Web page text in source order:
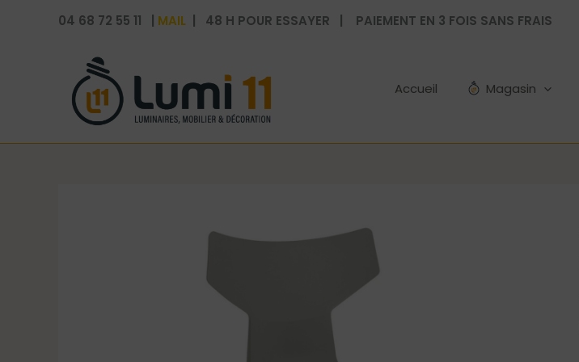
04 68 72 55 11 | MAIL | 48 H POUR ESSAYER | PAIEMENT EN 3 FOIS SANS FRAIS
Accueil Magasin